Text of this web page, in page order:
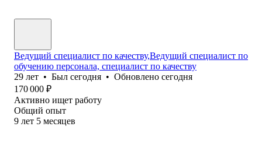
Ведущий специалист по качеству,Ведущий специалист по
обучению персонала, специалист по качеству
29 лет • Был сегодня • Обновлено сегодня
170 000 ₽
Активно ищет работу
Общий опыт
9 лет 5 месяцев